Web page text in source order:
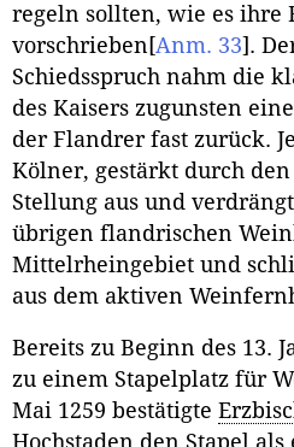
regeln sollten, wie es ihre
vorschrieben [Anm. 33] .
Schiedsspruch nahm die
des Kaisers zugunsten
der Flandrer fast zurück.
Kölner, gestärkt durch
Stellung aus und
übrigen flandrischen
Mittelrheingebiet und
aus dem aktiven
Bereits zu Beginn des 13.
zu einem Stapelplatz für
Mai 1259 bestätigte